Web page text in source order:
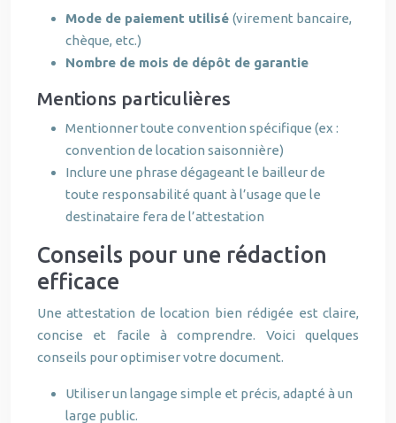
Mode de paiement utilisé (virement bancaire,
chèque, etc.)
Nombre de mois de dépôt de garantie
Mentions particulières
Mentionner toute convention spécifique (ex :
convention de location saisonnière)
Inclure une phrase dégageant le bailleur de
toute responsabilité quant à l’usage que le
destinataire fera de l’attestation
Conseils pour une rédaction
efficace
Une attestation de location bien rédigée est claire,
concise et facile à comprendre. Voici quelques
conseils pour optimiser votre document.
Utiliser un langage simple et précis, adapté à un
large public.